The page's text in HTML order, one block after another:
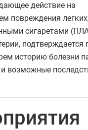
действие на
повреждения
сигаретами
подтверждается
историю болезни
возможные